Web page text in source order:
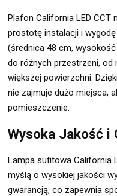
Plafon California LED
prostotę instalacji i
(średnica 48 cm,
do różnych przestrzeni, od
większej powierzchni.
nie zajmuje dużo miejsca,
pomieszczenie.
Wysoka Jakość i
Lampa sufitowa California
myślą o wysokiej jakości
gwarancją, co zapewnia